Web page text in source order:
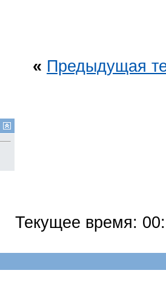
« Предыдущая
Текущее время: